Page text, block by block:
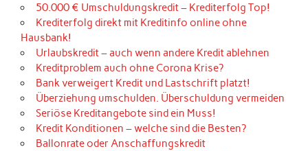
50.000 € Umschuldungskredit – Krediterfolg Top!
Krediterfolg direkt mit Kreditinfo online ohne
Hausbank!
Urlaubskredit – auch wenn andere Kredit ablehnen
Kreditproblem auch ohne Corona Krise?
Bank verweigert Kredit und Lastschrift platzt!
Überziehung umschulden. Überschuldung vermeiden
Seriöse Kreditangebote sind ein Muss!
Kredit Konditionen – welche sind die Besten?
Ballonrate oder Anschaffungskredit